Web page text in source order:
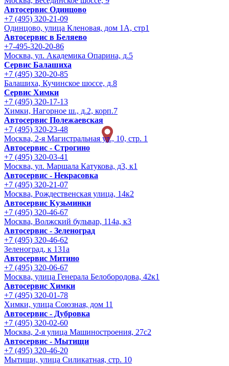
Автосервис Одинцово
+7 (495) 320-21-09
Одинцово, улица Кленовая, дом 1А, стр1
Автосервис в Беляево
+7-495-320-20-86
Москва, ул. Академика Опарина, д.5
Сервис Балашиха
+7 (495) 320-20-85
Балашиха, Кучинское шоссе, д.8
Сервис Химки
+7 (495) 320-17-13
Химки, Нагорное ш., д.2, корп.7
Автосервис Полежаевская
+7 (495) 320-23-48
Москва, 2-я Магистральная ул., 10, стр. 1
Автосервис - Строгино
+7 (495) 320-03-41
Москва, ул. Маршала Катукова, д3, к1
Автосервис - Некрасовка
+7 (495) 320-21-07
Москва, Рождественская улица, 14к2
Автосервис Кузьминки
+7 (495) 320-46-67
Москва, Волжский бульвар, 114а, к3
Автосервис - Зеленоград
+7 (495) 320-46-62
Зеленоград, к 131а
Автосервис Митино
+7 (495) 320-06-67
Москва, улица Генерала Белобородова, 42к1
Автосервис Химки
+7 (495) 320-01-78
Химки, улица Союзная, дом 11
Автосервис - Дубровка
+7 (495) 320-02-60
Москва, 2-я улица Машиностроения, 27с2
Автосервис - Мытищи
+7 (495) 320-46-20
Мытищи, улица Силикатная, стр. 10